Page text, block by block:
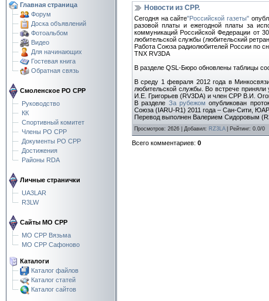
Главная страница
Форум
Доска объявлений
Фотоальбом
Видео
Для начинающих
Гостевая книга
Обратная связь
Смоленское РО СРР
Руководство
КК
Спортивный комитет
Члены РО СРР
Документы РО СРР
Достижения
Районы RDA
Личные странички
UA3LAR
R3LW
Сайты МО СРР
МО СРР Вязьма
МО СРР Сафоново
Каталоги
Каталог файлов
Каталог статей
Каталог сайтов
Новости из СРР.
Сегодня на сайте"Российской газеты"
разовой платы и ежегодной платы за
коммуникаций Российской Федерации от
любительской службы (любительский
Работа Союза радиолюбителей России по
TNX RV3DA
В разделе QSL-Бюро обновлены таблицы
В среду 1 февраля 2012 года в
любительской службы. Во встрече
И.Е. Григорьев (RV3DA) и член СРР В.И.
В разделе За рубежом опубликован
Союза (IARU-R1) 2011 года – Сан-Сити, ЮАР
Перевод выполнен Валерием Сидоровым
Просмотров: 2626 Добавил: RZ3LA Рейтинг: 0.0/0
Всего комментариев: 0